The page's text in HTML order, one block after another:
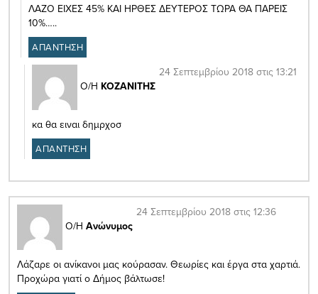
ΛΑΖΟ ΕΙΧΕΣ 45% ΚΑΙ ΗΡΘΕΣ ΔΕΥΤΕΡΟΣ ΤΩΡΑ ΘΑ ΠΑΡΕΙΣ
10%…..
ΑΠΑΝΤΗΣΗ
Ο/Η ΚΟΖΑΝΙΤΗΣ
24 Σεπτεμβρίου 2018 στις 13:21
κα θα ειναι δημρχοσ
ΑΠΑΝΤΗΣΗ
Ο/Η Ανώνυμος
24 Σεπτεμβρίου 2018 στις 12:36
Λάζαρε οι ανίκανοι μας κούρασαν. Θεωρίες και έργα στα χαρτιά.
Προχώρα γιατί ο Δήμος βάλτωσε!